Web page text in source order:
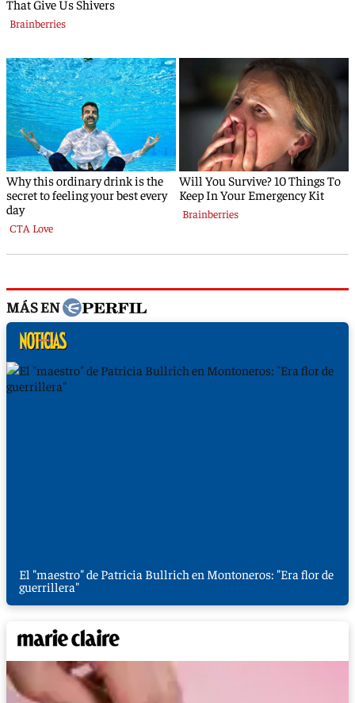
MÁS EN
El "maestro" de Patricia Bullrich en Montoneros: "Era flor de
guerrillera"